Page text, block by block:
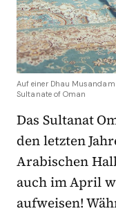
Auf einer Dhau
Sultanate of Oman
Das Sultanat
den letzten
Arabischen
auch im April
aufweisen!